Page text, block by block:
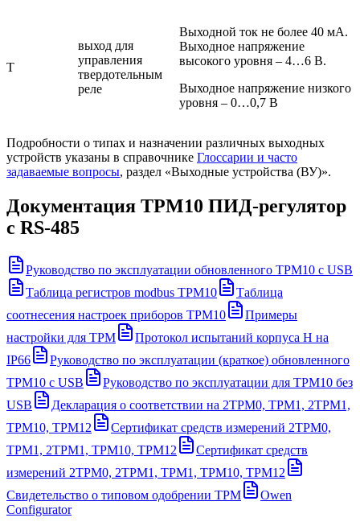
Т
выход для
управления
твердотельным
реле
Выходной ток не более 40 мА.
Выходное напряжение
высокого уровня – 4…6 В.
Выходное напряжение низкого
уровня – 0…0,7 В
Подробности о типах и назначении различных выходных
устройств указаны в справочнике Глоссарии и часто
задаваемые вопросы, раздел «Выходные устройства (ВУ)».
Документация ТРМ10 ПИД-регулятор
с RS-485
Руководство по эксплуатации обновленного ТРМ10 с USB
Таблица регистров modbus ТРМ10
Таблица
соотнесения настроек приборов ТРМ10
Примеры
настройки для ТРМ
Протокол испытаний корпуса Н на
IP66
Руководство по эксплуатации (краткое) обновленного
ТРМ10 с USB
Руководство по эксплуатации для ТРМ10 без
USB
Декларация о соответствии на 2ТРМ0, ТРМ1, 2ТРМ1,
ТРМ10, ТРМ12
Сертификат средств измерений 2ТРМ0,
ТРМ1, 2ТРМ1, ТРМ10, ТРМ12
Сертификат средств
измерений 2ТРМ0, 2ТРМ1, ТРМ1, ТРМ10, ТРМ12
Свидетельство о типовом одобрении ТРМ
Owen
Configurator